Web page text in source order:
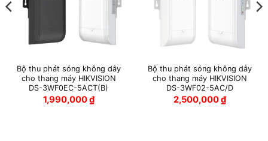
Bộ thu phát sóng không dây
cho thang máy HIKVISION
DS-3WF0EC-5ACT(B)
1,990,000₫
Bộ thu phát sóng không dây
cho thang máy HIKVISION
DS-3WF02-5AC/D
2,500,000₫